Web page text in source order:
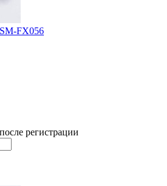
FX056
регистрации